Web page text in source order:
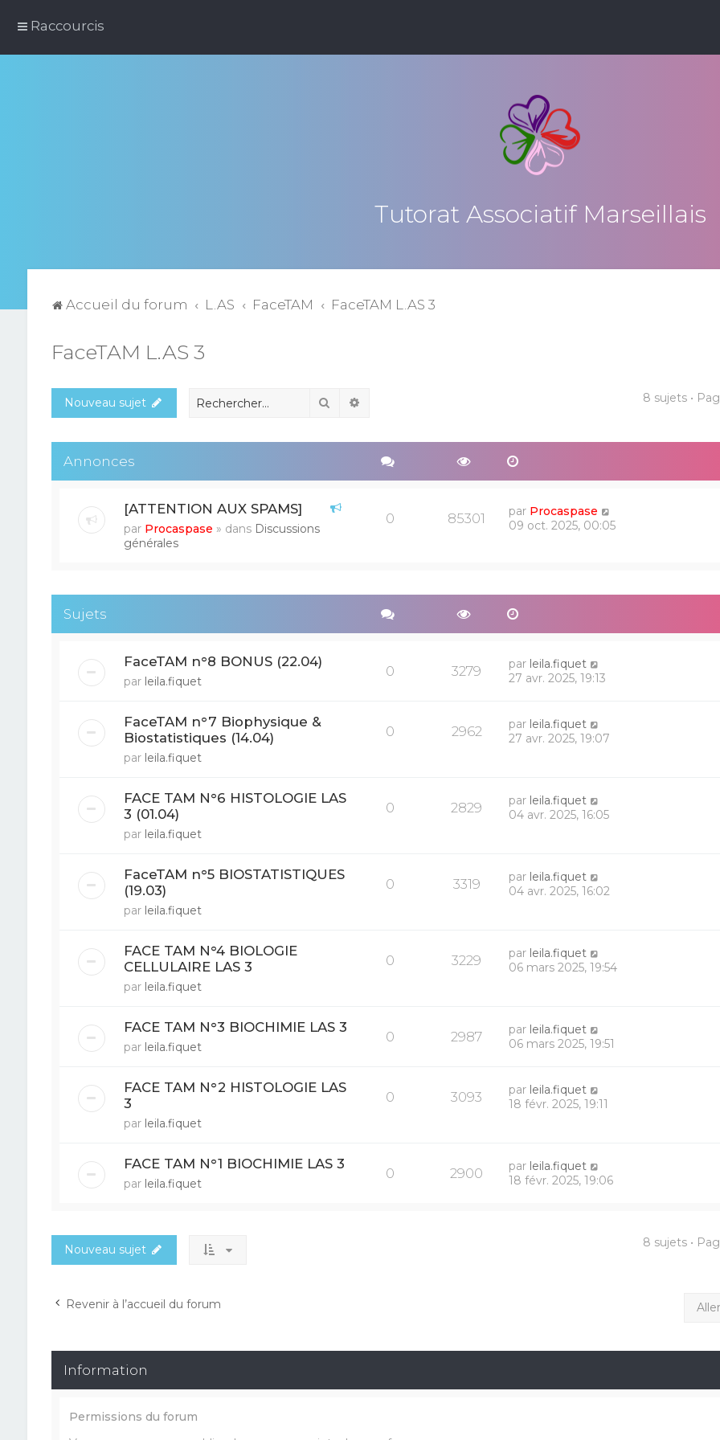
Raccourcis
Tutorat Associatif Marseillais
Accueil du forum L.AS FaceTAM FaceTAM L.AS 3
FaceTAM L.AS 3
Nouveau sujet Rechercher 8 sujets •
Annonces
[ATTENTION AUX SPAMS]
par Procaspase » dans Discussions
générales
0 85301 par Procaspase
09 oct. 2025, 00:05
Sujets
FaceTAM n°8 BONUS (22.04)
par leila.fiquet
0 3279 par leila.fiquet
27 avr. 2025, 19:13
FaceTAM n°7 Biophysique &
Biostatistiques (14.04)
par leila.fiquet
0 2962 par leila.fiquet
27 avr. 2025, 19:07
FACE TAM N°6 HISTOLOGIE LAS
3 (01.04)
par leila.fiquet
0 2829 par leila.fiquet
04 avr. 2025, 16:05
FaceTAM n°5 BIOSTATISTIQUES
(19.03)
par leila.fiquet
0 3319 par leila.fiquet
04 avr. 2025, 16:02
FACE TAM N°4 BIOLOGIE
CELLULAIRE LAS 3
par leila.fiquet
0 3229 par leila.fiquet
06 mars 2025, 19:54
FACE TAM N°3 BIOCHIMIE LAS 3
par leila.fiquet
0 2987 par leila.fiquet
06 mars 2025, 19:51
FACE TAM N°2 HISTOLOGIE LAS
3
par leila.fiquet
0 3093 par leila.fiquet
18 févr. 2025, 19:11
FACE TAM N°1 BIOCHIMIE LAS 3
par leila.fiquet
0 2900 par leila.fiquet
18 févr. 2025, 19:06
Nouveau sujet 8 sujets •
Revenir à l’accueil du forum Aller
Information
Permissions du forum